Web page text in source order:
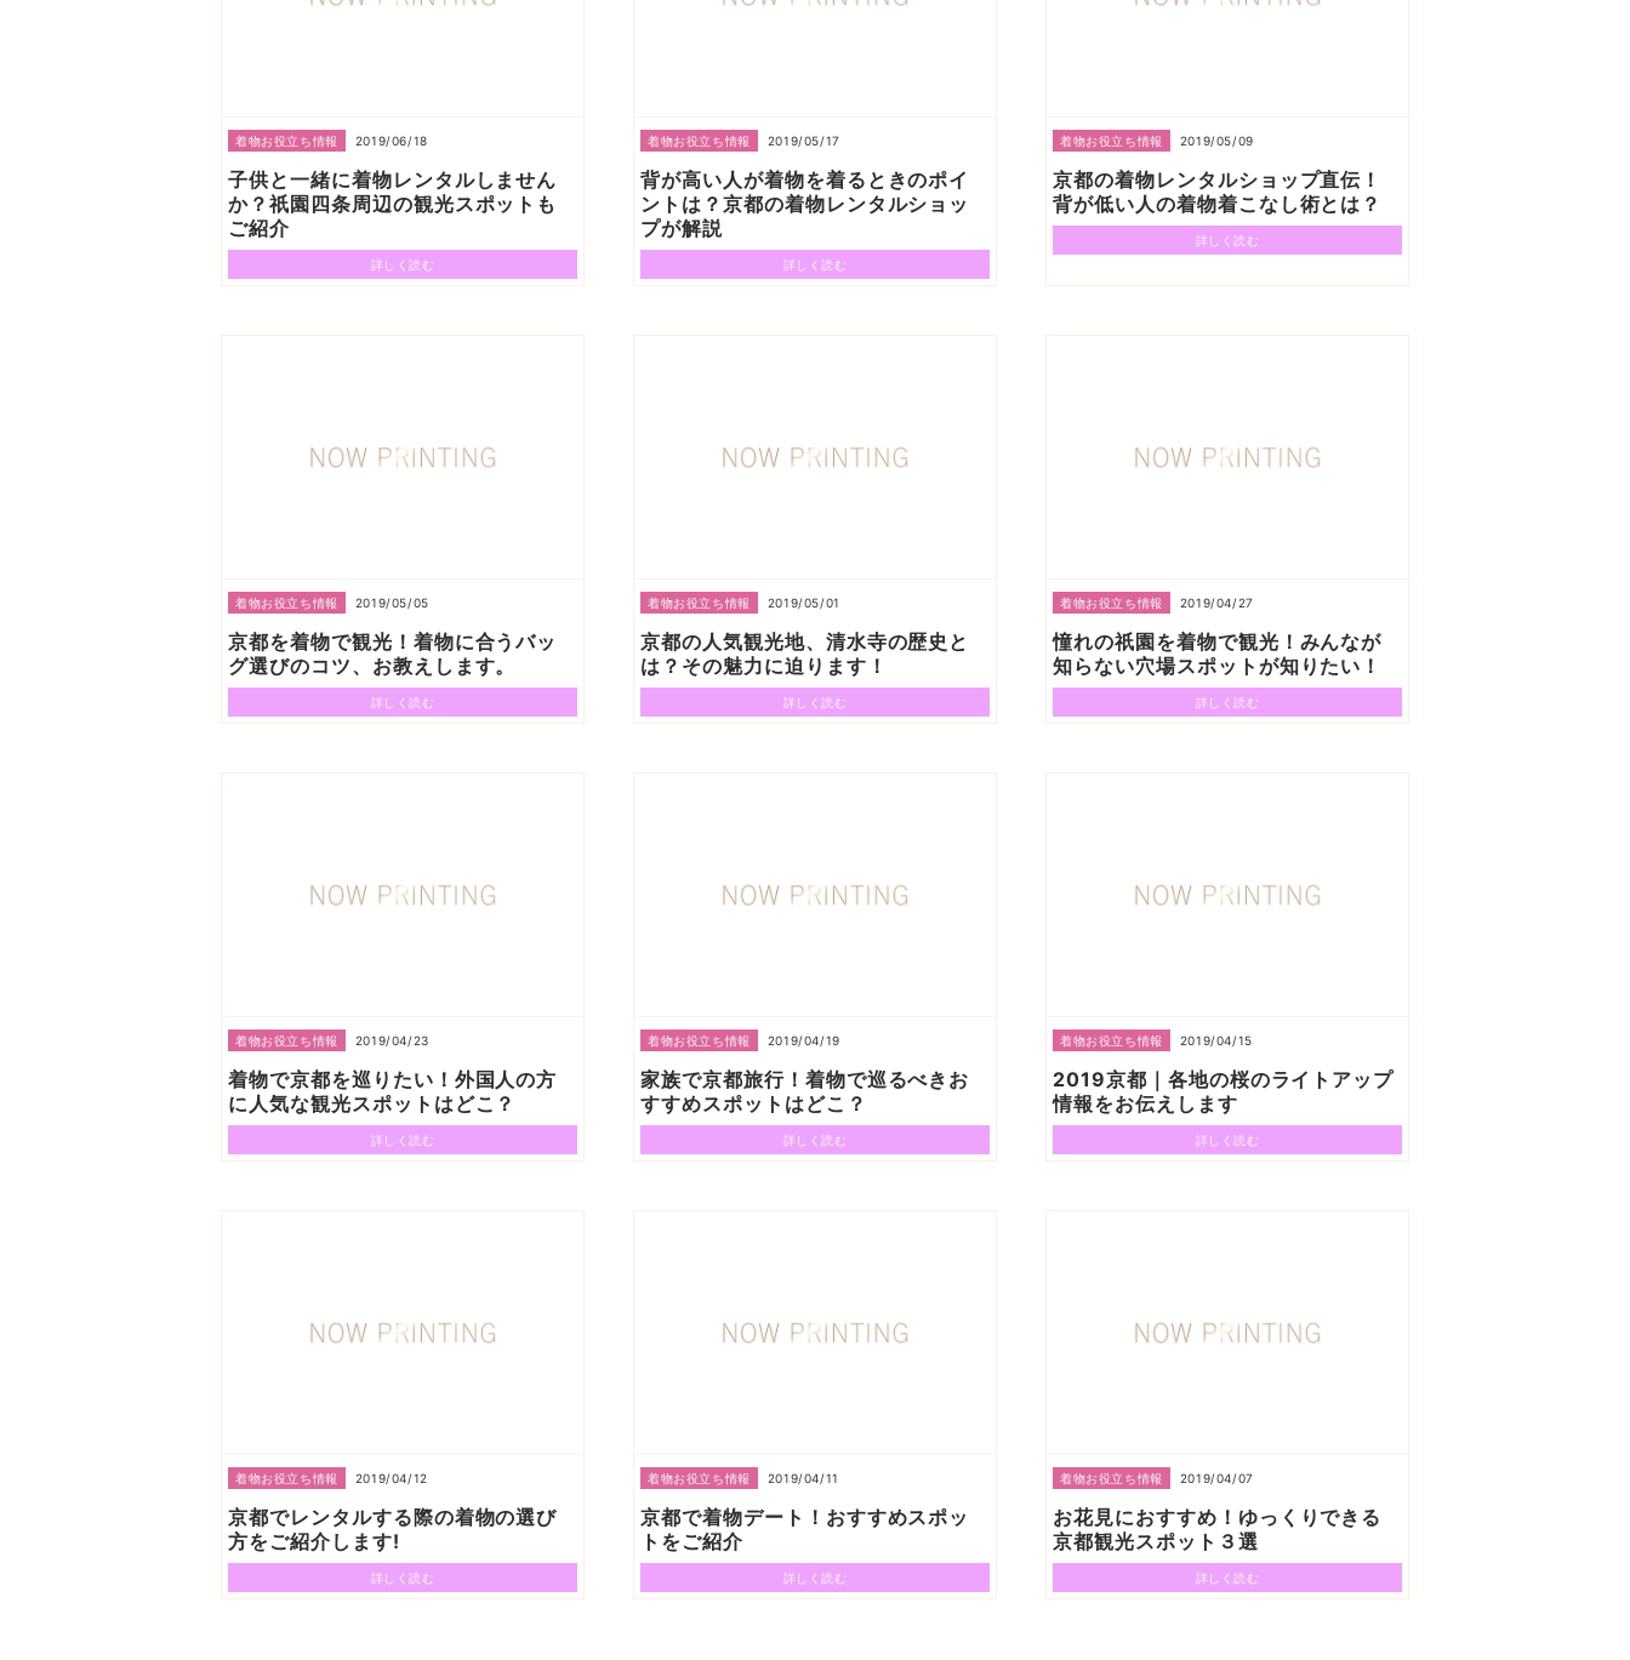
着物お役立ち情報 2019/06/18
子供と一緒に着物レンタルしません
か？祇園四条周辺の観光スポットも
ご紹介
詳しく読む
着物お役立ち情報 2019/05/17
背が高い人が着物を着るときのポイ
ントは？京都の着物レンタルショッ
プが解説
詳しく読む
着物お役立ち情報 2019/05/09
京都の着物レンタルショップ直伝！
背が低い人の着物着こなし術とは？
詳しく読む
着物お役立ち情報 2019/05/05
京都を着物で観光！着物に合うバッ
グ選びのコツ、お教えします。
詳しく読む
着物お役立ち情報 2019/05/01
京都の人気観光地、清水寺の歴史と
は？その魅力に迫ります！
詳しく読む
着物お役立ち情報 2019/04/27
憧れの祇園を着物で観光！みんなが
知らない穴場スポットが知りたい！
詳しく読む
着物お役立ち情報 2019/04/23
着物で京都を巡りたい！外国人の方
に人気な観光スポットはどこ？
詳しく読む
着物お役立ち情報 2019/04/19
家族で京都旅行！着物で巡るべきお
すすめスポットはどこ？
詳しく読む
着物お役立ち情報 2019/04/15
2019京都｜各地の桜のライトアップ
情報をお伝えします
詳しく読む
着物お役立ち情報 2019/04/12
京都でレンタルする際の着物の選び
方をご紹介します!
詳しく読む
着物お役立ち情報 2019/04/11
京都で着物デート！おすすめスポッ
トをご紹介
詳しく読む
着物お役立ち情報 2019/04/07
お花見におすすめ！ゆっくりできる
京都観光スポット３選
詳しく読む